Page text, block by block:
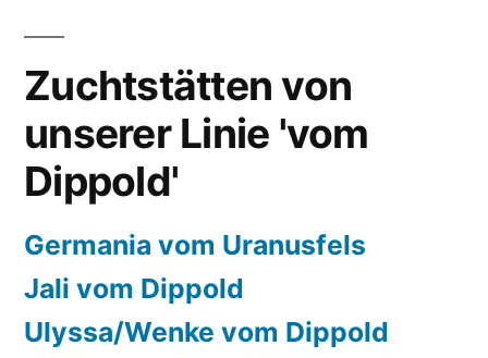
Zuchtstätten von
unserer Linie 'vom
Dippold'
Germania vom Uranusfels
Jali vom Dippold
Ulyssa/Wenke vom Dippold